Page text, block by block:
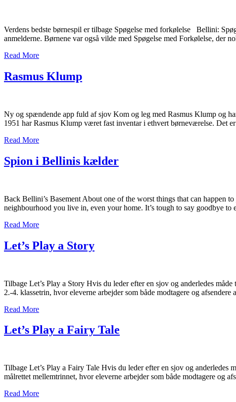
Verdens bedste børnespil er tilbage Spøgelse med forkølelse Bellini:
anmelderne. Børnene var også vilde med Spøgelse med Forkølelse, der
Read More
Rasmus Klump
Ny og spændende app fuld af sjov Kom og leg med Rasmus Klump og
1951 har Rasmus Klump været fast inventar i ethvert børneværelse. Det
Read More
Spion i Bellinis kælder
Back Bellini’s Basement About one of the worst things that can happen
neighbourhood you live in, even your home. It’s tough to say goodbye
Read More
Let’s Play a Story
Tilbage Let’s Play a Story Hvis du leder efter en sjov og anderledes
2.-4. klassetrin, hvor eleverne arbejder som både modtagere og
Read More
Let’s Play a Fairy Tale
Tilbage Let’s Play a Fairy Tale Hvis du leder efter en sjov og anderledes
målrettet mellemtrinnet, hvor eleverne arbejder som både modtagere og
Read More